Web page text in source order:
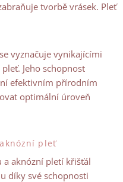
tvorbě vrásek. Pleť
vyznačuje vynikajícími
Jeho schopnost
efektivním přírodním
optimální úroveň
pleť
a aknózní pletí křišťál
díky své schopnosti